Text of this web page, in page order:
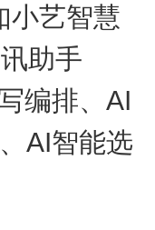
艺智慧
助手
编排、AI
AI智能选